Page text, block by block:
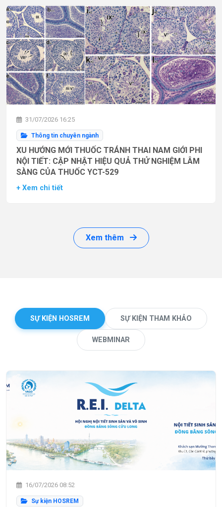
31/07/2026 16:25
Thông tin chuyên ngành
XU HƯỚNG MỚI THUỐC TRÁNH THAI NAM GIỚI PHI
NỘI TIẾT: CẬP NHẬT HIỆU QUẢ THỬ NGHIỆM LÂM
SÀNG CỦA THUỐC YCT-529
+ Xem chi tiết
Xem thêm
SỰ KIỆN HOSREM SỰ KIỆN THAM KHẢO
WEBMINAR
16/07/2026 08:52
Sự kiện HOSREM